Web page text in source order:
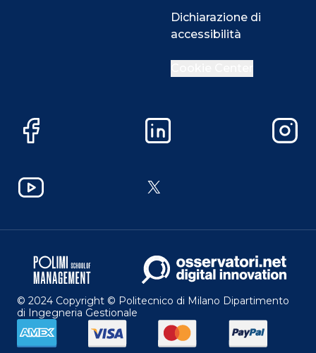
Dichiarazione di
accessibilità
Facebook LinkedIn
YouTube X
© 2024 Copyright © Politecnico di Milano Dipartimento
di Ingegneria Gestionale